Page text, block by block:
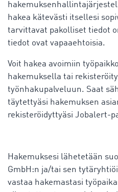
hakea kätevästi itsellesi
tarvittavat pakolliset tiedot
tiedot ovat vapaaehtoisia.
Voit hakea avoimiin
hakemuksella tai
työnhakupalveluun. Saat
täytettyäsi hakemuksen
rekisteröidyttyäsi Jobalert-
Hakemuksesi lähetetään
GmbH:n ja/tai sen
vastaa hakemastasi